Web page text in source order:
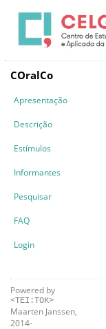
COralCo
Apresentação
Descrição
Estímulos
Informantes
Pesquisar
FAQ
Login
Powered by
<TEI:TOK>
Maarten Janssen,
2014-